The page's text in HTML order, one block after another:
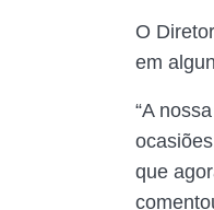
O
em
“A
que